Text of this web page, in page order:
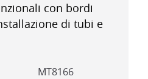
con bordi
di tubi e
MT8166